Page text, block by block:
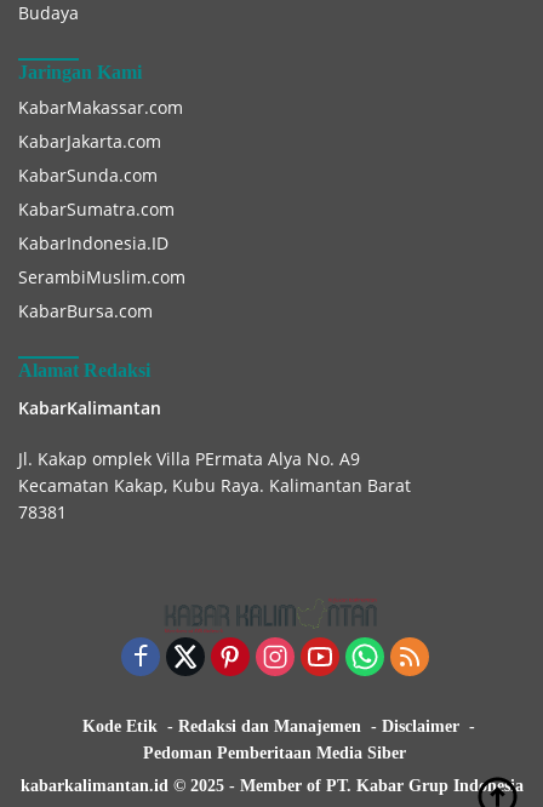
Budaya
Jaringan Kami
KabarMakassar.com
KabarJakarta.com
KabarSunda.com
KabarSumatra.com
KabarIndonesia.ID
SerambiMuslim.com
KabarBursa.com
Alamat Redaksi
KabarKalimantan
Jl. Kakap omplek Villa PErmata Alya No. A9
Kecamatan Kakap, Kubu Raya. Kalimantan Barat
78381
Kode Etik Redaksi dan Manajemen
Disclaimer
Pedoman Pemberitaan Media Siber
kabarkalimantan.id © 2025 - Member of PT. Kabar Grup Indonesia